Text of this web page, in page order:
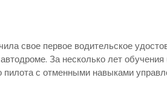
свое первое водительское
За несколько лет
пилота с отменными навыками